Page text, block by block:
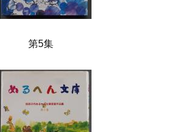
第5集